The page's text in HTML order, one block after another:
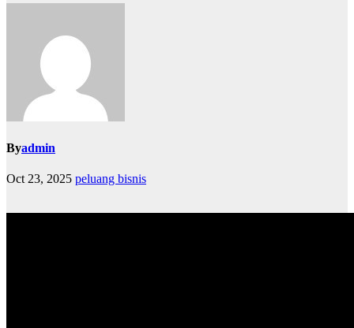
Byadmin
Oct 23, 2025 peluang bisnis